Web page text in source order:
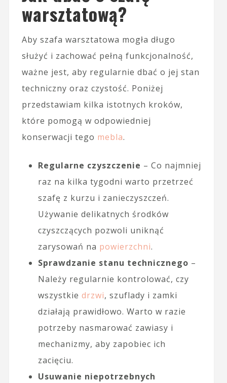
warsztatową?
Aby szafa warsztatowa mogła długo
służyć i zachować pełną funkcjonalność,
ważne jest, aby regularnie dbać o jej stan
techniczny oraz czystość. Poniżej
przedstawiam kilka istotnych kroków,
które pomogą w odpowiedniej
konserwacji tego mebla.
Regularne czyszczenie – Co najmniej
raz na kilka tygodni warto przetrzeć
szafę z kurzu i zanieczyszczeń.
Używanie delikatnych środków
czyszczących pozwoli uniknąć
zarysowań na powierzchni.
Sprawdzanie stanu technicznego –
Należy regularnie kontrolować, czy
wszystkie drzwi, szuflady i zamki
działają prawidłowo. Warto w razie
potrzeby nasmarować zawiasy i
mechanizmy, aby zapobiec ich
zacięciu.
Usuwanie niepotrzebnych